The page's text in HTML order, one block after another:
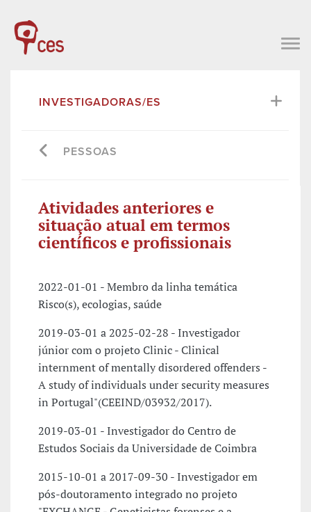
INVESTIGADORAS/ES
PESSOAS
Atividades anteriores e
situação atual em termos
científicos e profissionais
2022-01-01 - Membro da linha temática
Risco(s), ecologias, saúde
2019-03-01 a 2025-02-28 - Investigador
júnior com o projeto Clinic - Clinical
internment of mentally disordered offenders -
A study of individuals under security measures
in Portugal"(CEEIND/03932/2017).
2019-03-01 - Investigador do Centro de
Estudos Sociais da Universidade de Coimbra
2015-10-01 a 2017-09-30 - Investigador em
pós-doutoramento integrado no projeto